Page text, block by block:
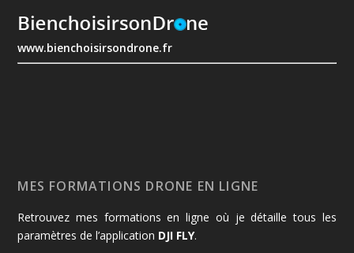
www.bienchoisirsondrone.fr
MES FORMATIONS DRONE EN LIGNE
Retrouvez mes formations en ligne où je détaille tous les
paramètres de l’application DJI FLY.